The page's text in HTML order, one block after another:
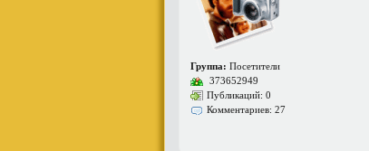
Группа: Посетители
373652949
Публикаций: 0
Комментариев: 27